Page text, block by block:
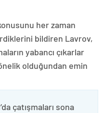
her zaman
bildiren Lavrov,
yabancı çıkarlar
olduğundan emin
çatışmaları sona